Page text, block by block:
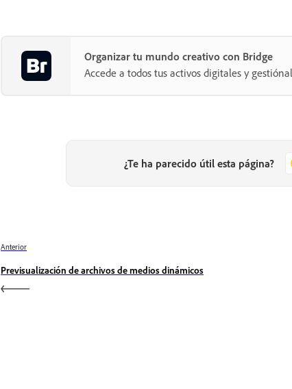
Organizar tu mundo creativo con Bridge
Accede a todos tus activos digitales y
¿Te ha parecido útil esta página?
Anterior
Previsualización de archivos de medios dinámicos